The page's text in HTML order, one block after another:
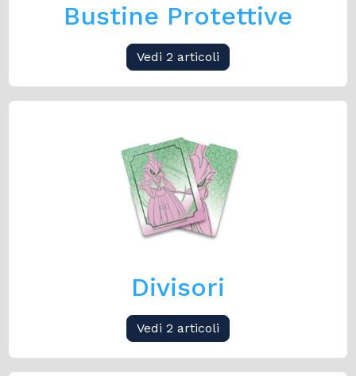
Bustine Protettive
Vedi 2 articoli
Divisori
Vedi 2 articoli